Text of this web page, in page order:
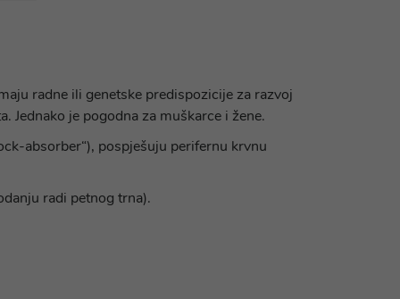
radne ili genetske predispozicije za razvoj
je pogodna za muškarce i žene.
absorber“), pospješuju perifernu krvnu
radi petnog trna).